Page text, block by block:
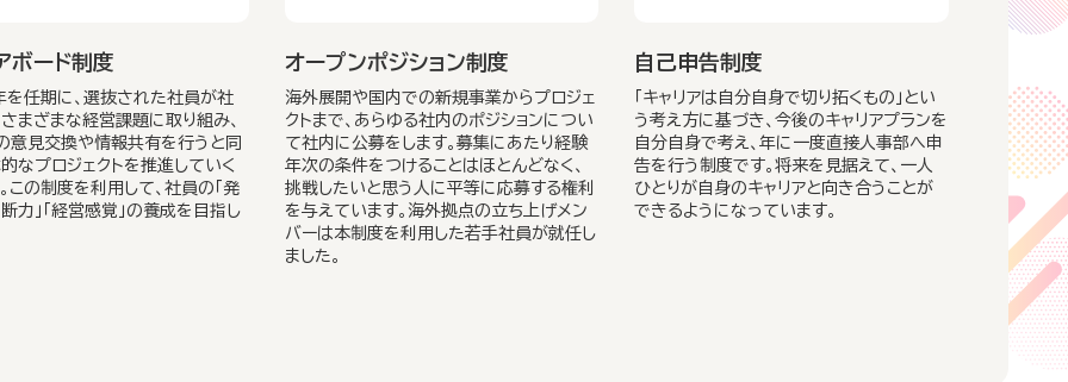
ボード制度
任期に、選抜された社員が社
まざまな経営課題に取り組み、
意見交換や情報共有を行うと同
なプロジェクトを推進していく
この制度を利用して、社員の「発
断力」「経営感覚」の養成を目指し
オープンポジション制度
海外展開や国内での新規事業からプロジェ
クトまで、あらゆる社内のポジションについ
て社内に公募をします。募集にあたり経験
年次の条件をつけることはほとんどなく、
挑戦したいと思う人に平等に応募する権利
を与えています。海外拠点の立ち上げメン
バーは本制度を利用した若手社員が就任し
ました。
自己申告制度
「キャリアは自分自身で切り拓くもの」とい
う考え方に基づき、今後のキャリアプランを
自分自身で考え、年に一度直接人事部へ申
告を行う制度です。将来を見据えて、一人
ひとりが自身のキャリアと向き合うことが
できるようになっています。